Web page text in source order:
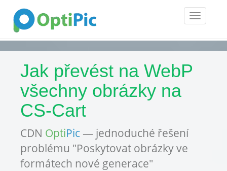
Toggle
Jak převést na WebP
všechny obrázky na
CS-Cart
CDN OptiPic — jednoduché řešení
problému "Poskytovat obrázky ve
formátech nové generace"